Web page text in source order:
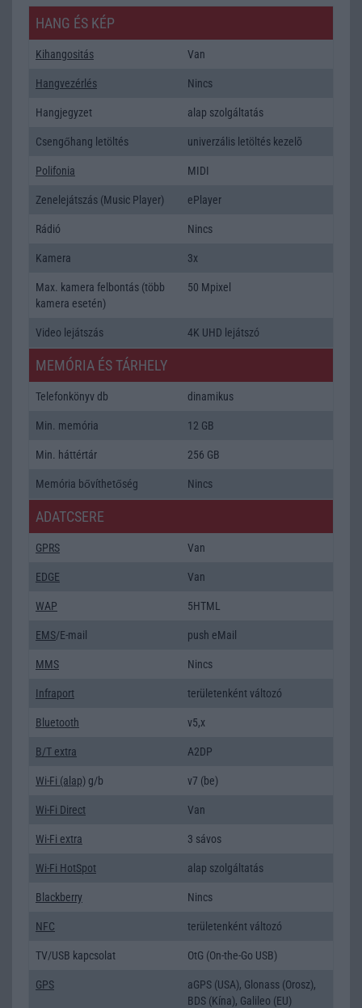
HANG ÉS KÉP
Kihangositás Van
Hangvezérlés Nincs
Hangjegyzet alap szolgáltatás
Csengőhang letöltés univerzális letöltés kezelõ
Polifonia MIDI
Zenelejátszás (Music Player) ePlayer
Rádió Nincs
Kamera 3x
Max. kamera felbontás (több
kamera esetén)
50 Mpixel
Video lejátszás 4K UHD lejátszó
MEMÓRIA ÉS TÁRHELY
Telefonkönyv db dinamikus
Min. memória 12 GB
Min. háttértár 256 GB
Memória bővíthetőség Nincs
ADATCSERE
GPRS Van
EDGE Van
WAP 5HTML
EMS/E-mail push eMail
MMS Nincs
Infraport területenként változó
Bluetooth v5,x
B/T extra A2DP
Wi-Fi (alap) g/b v7 (be)
Wi-Fi Direct Van
Wi-Fi extra 3 sávos
Wi-Fi HotSpot alap szolgáltatás
Blackberry Nincs
NFC területenként változó
TV/USB kapcsolat OtG (On-the-Go USB)
GPS
aGPS (USA), Glonass (Orosz),
BDS (Kína), Galileo (EU)